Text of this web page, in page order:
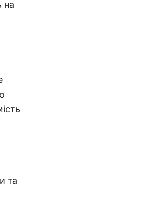
на
та